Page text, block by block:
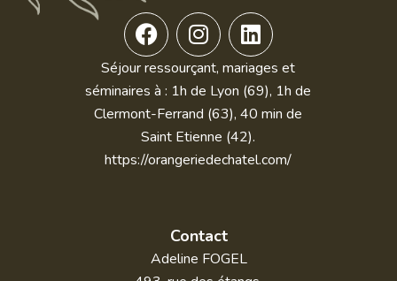
Séjour ressourçant, mariages et
séminaires à : 1h de Lyon (69), 1h de
Clermont-Ferrand (63), 40 min de
Saint Etienne (42).
https://orangeriedechatel.com/
F
a
c
e
b
o
o
I
n
s
t
a
g
r
L
i
n
k
e
d
i
Contact
Adeline FOGEL